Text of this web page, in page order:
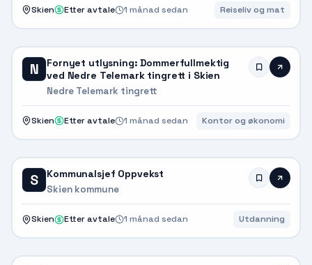
Skien Etter avtale 1 månad sedan Reiseliv og mat
N
Fornyet utlysning: Dommerfullmektig
ved Nedre Telemark tingrett i Skien
Nedre Telemark tingrett
Skien Etter avtale 1 månad sedan Kontor og økonomi
S Kommunalsjef Oppvekst
Skien kommune
Skien Etter avtale 1 månad sedan Utdanning